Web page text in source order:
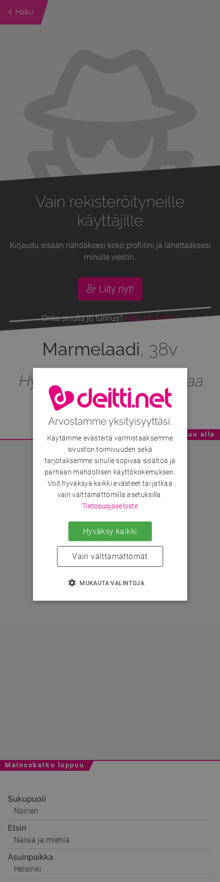
Haku
Vain rekisteröityneille
käyttäjille
Kirjaudu sisään nähdäksesi koko profiilini ja lähettääksesi
minulle viestin.
Liity nyt!
Onko sinulla jo tunnus? Kirjaudu sisään
Marmelaadi, 38v
Hyvää, luotettavaa seuraa
haussa ja tarjolla
Mainoskatko - Sisältö jatkuu alla
Mainoskatko loppuu
Sukupuoli
Nainen
Etsin
Naisia ja miehiä
Asuinpaikka
Helsinki
Arvostamme yksityisyyttäsi.
Käytämme evästeitä varmistaaksemme
sivuston toimivuuden sekä
tarjotaksemme sinulle sopivaa sisältöä ja
parhaan mahdollisen käyttökokemuksen.
Voit hyväksyä kaikki evästeet tai jatkaa
vain välttämättömillä asetuksilla.
Tietosuojaseloste
Hyväksy kaikki
Vain välttämättömät
MUKAUTA VALINTOJA